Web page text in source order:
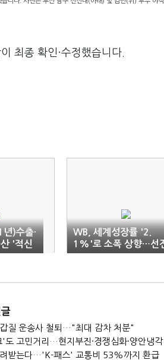
최종 확인·수정했습니다.
)수출·
산 '적신
'총체적
WB, 세계성장률 '2.
1%'로 소폭 상향…선
국 0.7% 둔화
질 운송사 철퇴…"최대 감차 처분"
도 고민거리…현지부진·경쟁심화·양안냉각
려받는다…'K-패스' 교통비 53%까지 환급